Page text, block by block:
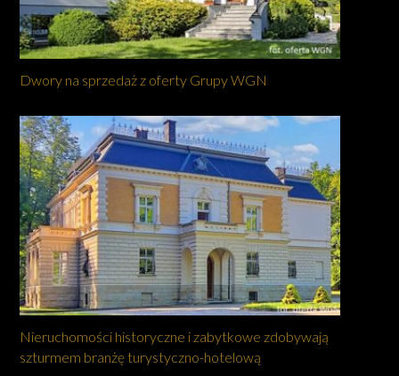
Dwory na sprzedaż z oferty Grupy WGN
Nieruchomości historyczne i zabytkowe zdobywają
szturmem branżę turystyczno-hotelową